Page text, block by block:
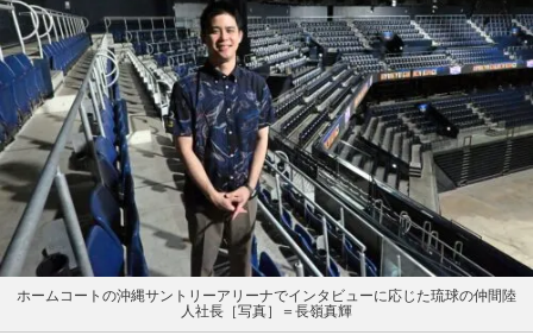
ホームコートの沖縄サントリーアリーナでインタビューに応じた琉球の仲間陸
人社長［写真］＝長嶺真輝